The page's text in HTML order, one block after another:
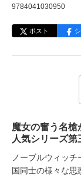
9784041030950
ポスト
魔女の奮う名槍
人気シリーズ第
ノーブルウィッチ
国同士の様々な思